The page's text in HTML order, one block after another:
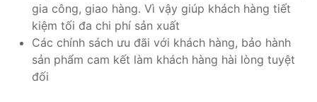
gia công, giao hàng. Vì vậy giúp khách hàng tiết
kiệm tối đa chi phí sản xuất
Các chính sách ưu đãi với khách hàng, bảo hành
sản phẩm cam kết làm khách hàng hài lòng tuyệt
đối